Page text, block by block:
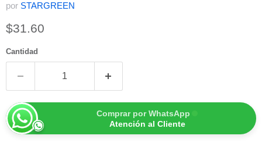
por STARGREEN
Precio actual
$31.60
Cantidad
Comprar por WhatsApp
Atención al Cliente